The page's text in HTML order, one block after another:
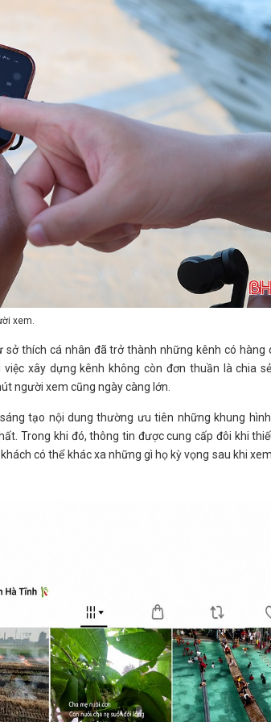
xem.
thích cá nhân đã trở thành những kênh có hàng
xây dựng kênh không còn đơn thuần là chia
người xem cũng ngày càng lớn.
tạo nội dung thường ưu tiên những khung
Trong khi đó, thông tin được cung cấp đôi khi
có thể khác xa những gì họ kỳ vọng sau khi